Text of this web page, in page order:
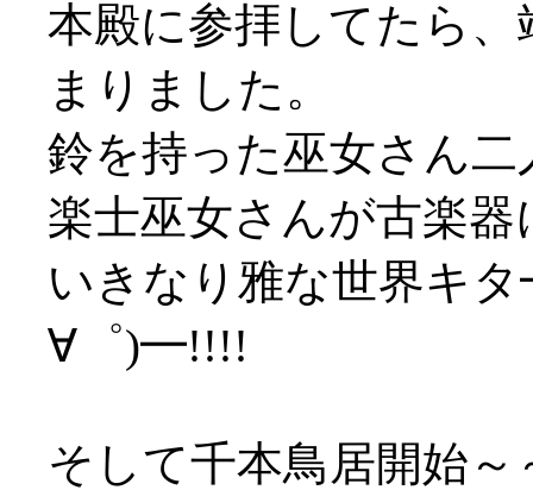
本殿に参拝してたら
まりました。
鈴を持った巫女さん
楽士巫女さんが古楽器
いきなり雅な世界キ
∀゜)━!!!!
そして千本鳥居開始～